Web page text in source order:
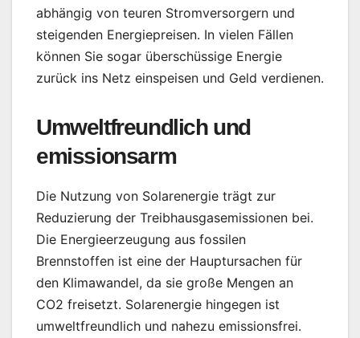
abhängig von teuren Stromversorgern und
steigenden Energiepreisen. In vielen Fällen
können Sie sogar überschüssige Energie
zurück ins Netz einspeisen und Geld verdienen.
Umweltfreundlich und
emissionsarm
Die Nutzung von Solarenergie trägt zur
Reduzierung der Treibhausgasemissionen bei.
Die Energieerzeugung aus fossilen
Brennstoffen ist eine der Hauptursachen für
den Klimawandel, da sie große Mengen an
CO2 freisetzt. Solarenergie hingegen ist
umweltfreundlich und nahezu emissionsfrei.